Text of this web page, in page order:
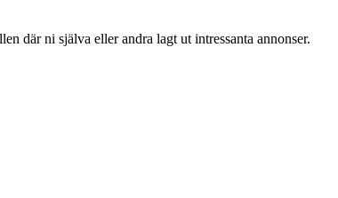
där ni själva eller andra lagt ut intressanta annonser.